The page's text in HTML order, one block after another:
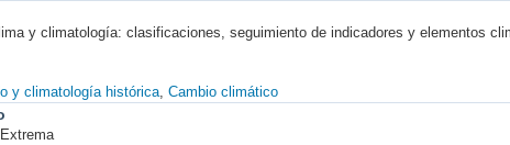
y climatología: clasificaciones, seguimiento de indicadores y elementos
y climatología histórica Cambio climático